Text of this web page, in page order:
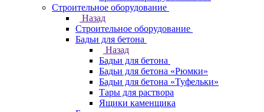
Строительное оборудование
Назад
Строительное оборудование
Бадьи для бетона
Назад
Бадьи для бетона
Бадьи для бетона «Рюмки»
Бадьи для бетона «Туфельки»
Тары для раствора
Ящики каменщика